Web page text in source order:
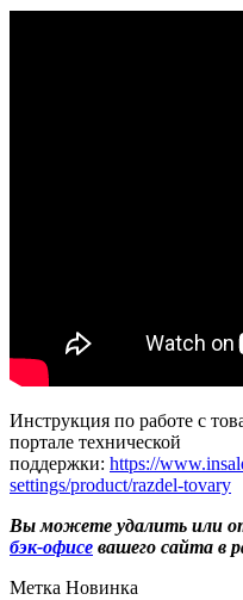
Инструкция по работе с
портале технической
поддержки: https://
settings/product/razdel-tovary
Вы можете удалить или
бэк-офисе вашего сайта в
Метка Новинка